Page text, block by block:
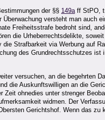
der §§ 149aff StPO,
Überwachung versteht man auch
Freiheitsstrafe bedroht sind,
die Urheberrechtsdelikte,
die Strafbarkeit via Werbung auf
des Grundrechtsschutzes
versuchen, an die begehrten
die Auskunftswilligen an die
Zeit ohnedies unter strenger
widmen. Der
Gerichtshof. Wenn das zu